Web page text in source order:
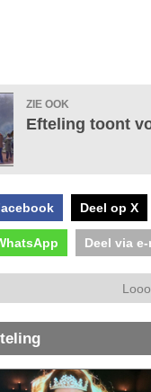
ZIE OOK
Efteling toont
Deel op X
Deel via e-